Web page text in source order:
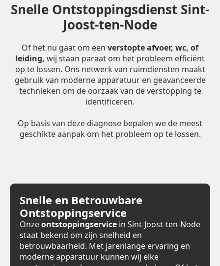
Snelle Ontstoppingsdienst Sint-
Joost-ten-Node
Of het nu gaat om een verstopte afvoer, wc, of
leiding, wij staan paraat om het probleem efficiënt
op te lossen. Ons netwerk van ruimdiensten maakt
gebruik van moderne apparatuur en geavanceerde
technieken om de oorzaak van de verstopping te
identificeren.
Op basis van deze diagnose bepalen we de meest
geschikte aanpak om het probleem op te lossen.
Snelle en Betrouwbare
Ontstoppingservice
Onzeontstoppingservice in Sint-Joost-ten-Node
staat bekend om zijn snelheid en
betrouwbaarheid. Met jarenlange ervaring en
moderne apparatuur kunnen wij elke